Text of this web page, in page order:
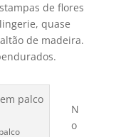
de flores
quase
de madeira.
N
o